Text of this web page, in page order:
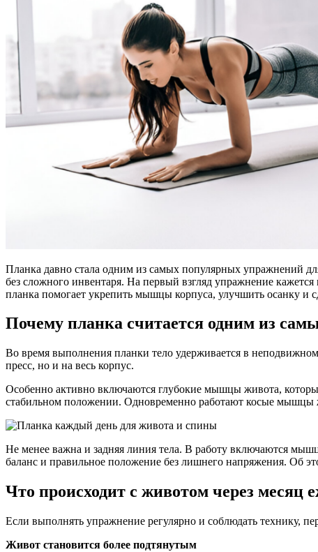
Планка давно стала одним из самых популярных упражнений
без сложного инвентаря. На первый взгляд упражнение
планка помогает укрепить мышцы корпуса, улучшить осанку и
Почему планка считается одним из
Во время выполнения планки тело удерживается в
пресс, но и на весь корпус.
Особенно активно включаются глубокие мышцы живота,
стабильном положении. Одновременно работают косые мышцы
Не менее важна и задняя линия тела. В работу включаются
баланс и правильное положение без лишнего напряжения. Об
Что происходит с животом через месяц
Если выполнять упражнение регулярно и соблюдать технику,
Живот становится более подтянутым